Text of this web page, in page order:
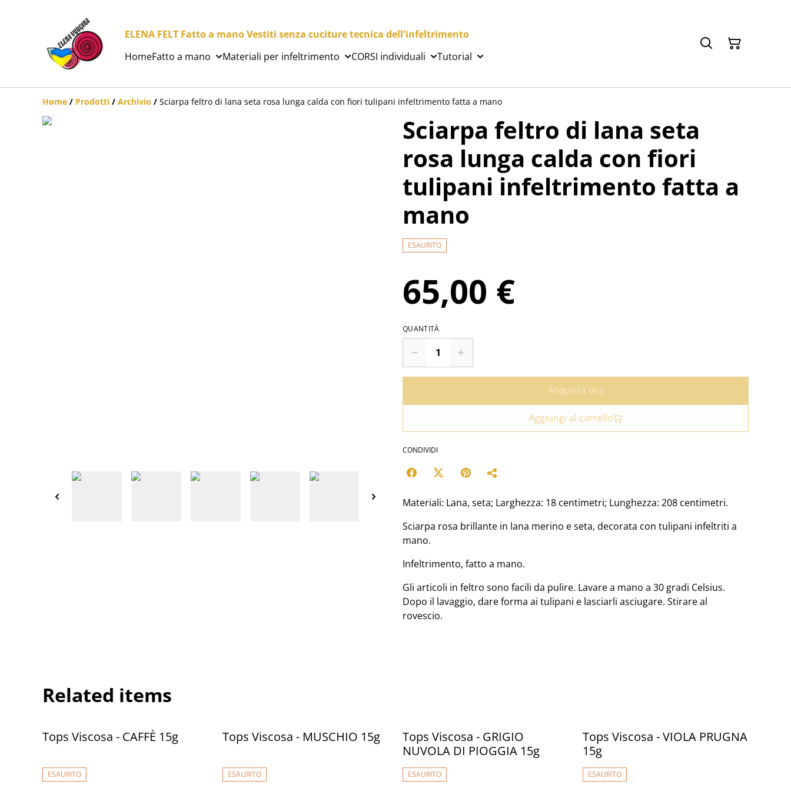
ELENA FELT Fatto a mano Vestiti senza cuciture tecnica dell'infeltrimento
HomeFatto a mano Materiali per infeltrimento CORSI individuali Tutorial
Home / Prodotti / Archivio / Sciarpa feltro di lana seta rosa lunga calda con fiori tulipani infeltrimento fatta a mano
Sciarpa feltro di lana seta
rosa lunga calda con fiori
tulipani infeltrimento fatta a
mano
ESAURITO
65,00 €
QUANTITÀ
Acquista ora
Aggiungi al carrello
CONDIVIDI
Materiali: Lana, seta; Larghezza: 18 centimetri; Lunghezza: 208 centimetri.
Sciarpa rosa brillante in lana merino e seta, decorata con tulipani infeltriti a
mano.
Infeltrimento, fatto a mano.
Gli articoli in feltro sono facili da pulire. Lavare a mano a 30 gradi Celsius.
Dopo il lavaggio, dare forma ai tulipani e lasciarli asciugare. Stirare al
rovescio.
Related items
Tops Viscosa - CAFFÈ 15g
ESAURITO
Tops Viscosa - MUSCHIO 15g
ESAURITO
Tops Viscosa - GRIGIO
NUVOLA DI PIOGGIA 15g
ESAURITO
Tops Viscosa - VIOLA PRUGNA
15g
ESAURITO